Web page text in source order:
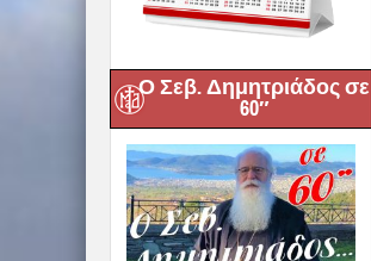
Ο Σεβ. Δημητριάδος σε
60″